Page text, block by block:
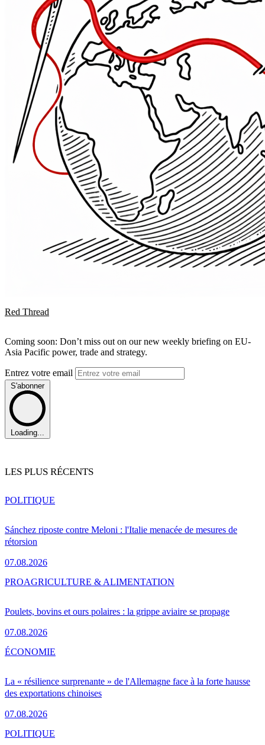
Red Thread
Coming soon: Don’t miss out on our new weekly briefing on EU-
Asia Pacific power, trade and strategy.
Entrez votre email
S'abonner
Loading...
LES PLUS RÉCENTS
Sánchez riposte contre Meloni : l'Italie menacée de mesures de
rétorsion
07.08.2026
POLITIQUE
Poulets, bovins et ours polaires : la grippe aviaire se propage
07.08.2026
PROAGRICULTURE & ALIMENTATION
La « résilience surprenante » de l'Allemagne face à la forte hausse
des exportations chinoises
07.08.2026
ÉCONOMIE
POLITIQUE